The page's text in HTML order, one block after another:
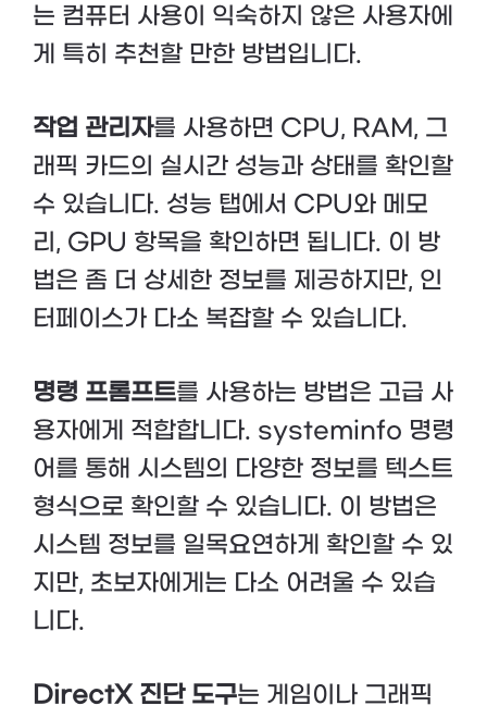
는 컴퓨터 사용이 익숙하지 않은 사용자에
게 특히 추천할 만한 방법입니다.
작업 관리자를 사용하면 CPU, RAM, 그
래픽 카드의 실시간 성능과 상태를 확인할
수 있습니다. 성능 탭에서 CPU와 메모
리, GPU 항목을 확인하면 됩니다. 이 방
법은 좀 더 상세한 정보를 제공하지만, 인
터페이스가 다소 복잡할 수 있습니다.
명령 프롬프트를 사용하는 방법은 고급 사
용자에게 적합합니다. systeminfo 명령
어를 통해 시스템의 다양한 정보를 텍스트
형식으로 확인할 수 있습니다. 이 방법은
시스템 정보를 일목요연하게 확인할 수 있
지만, 초보자에게는 다소 어려울 수 있습
니다.
DirectX 진단 도구는 게임이나 그래픽